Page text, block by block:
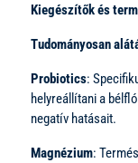
Kiegészítők és
Tudományosan
Probiotics:
helyreállítani a
negatív hatásait.
Magnézium: